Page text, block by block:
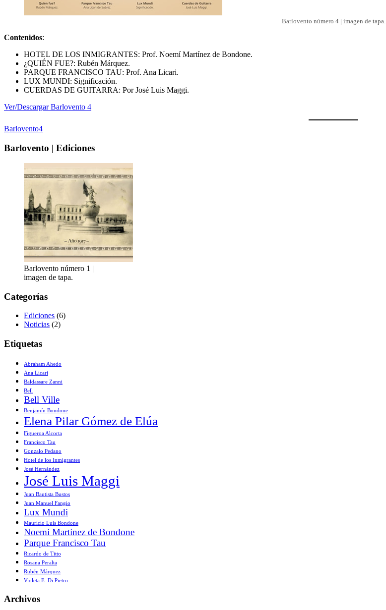
Barlovento número 4 | imagen de tapa.
Contenidos:
HOTEL DE LOS INMIGRANTES: Prof. Noemí Martínez de Bondone.
¿QUIÉN FUE?: Rubén Márquez.
PARQUE FRANCISCO TAU: Prof. Ana Licari.
LUX MUNDI: Significación.
CUERDAS DE GUITARRA: Por José Luis Maggi.
Ver/Descargar Barlovento 4
Barlovento4
Barlovento | Ediciones
Barlovento número 1 |
imagen de tapa.
Categorías
Ediciones (6)
Noticias (2)
Etiquetas
Abraham Ahedo
Ana Licari
Baldassare Zanni
Bell
Bell Ville
Benjamín Bondone
Elena Pilar Gómez de Elúa
Figueroa Alcorta
Francisco Tau
Gonzalo Pedano
Hotel de los Inmigrantes
José Hernández
José Luis Maggi
Juan Bautista Bustos
Juan Manuel Fangio
Lux Mundi
Mauricio Luis Bondone
Noemí Martínez de Bondone
Parque Francisco Tau
Ricardo de Titto
Rosana Peralta
Rubén Márquez
Violeta E. Di Pietro
Archivos